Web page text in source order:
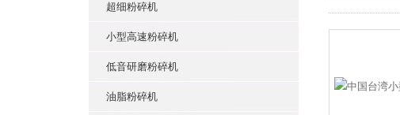
超细粉碎机
小型高速粉碎机
低音研磨粉碎机
油脂粉碎机